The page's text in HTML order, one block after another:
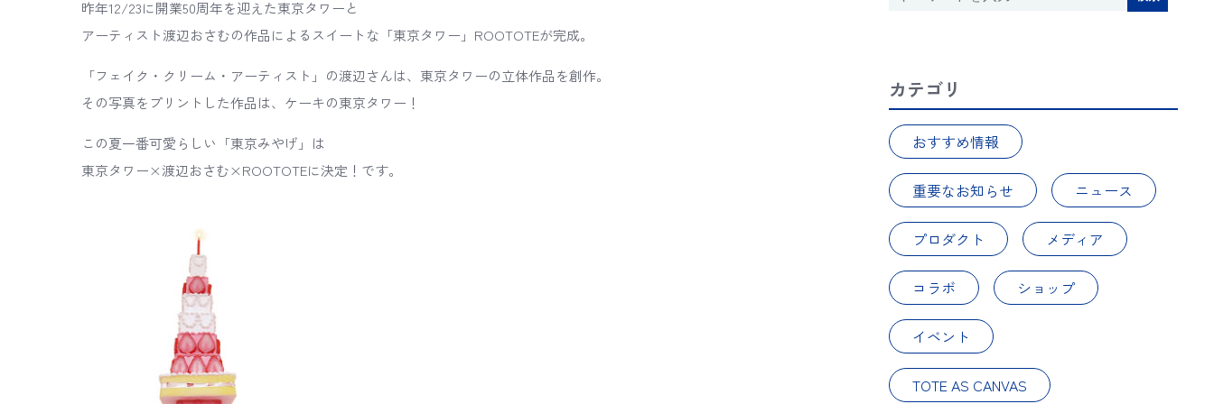
昨年12/23に開業50周年を迎えた東京タワーと
アーティスト渡辺おさむの作品によるスイートな「東京タワー」ROOTOTEが完成。
「フェイク・クリーム・アーティスト」の渡辺さんは、東京タワーの立体作品を創作。
その写真をプリントした作品は、ケーキの東京タワー！
この夏一番可愛らしい「東京みやげ」は
東京タワー×渡辺おさむ×ROOTOTEに決定！です。
カテゴリ
おすすめ情報
重要なお知らせ ニュース
プロダクト メディア
コラボ ショップ
イベント
TOTE AS CANVAS